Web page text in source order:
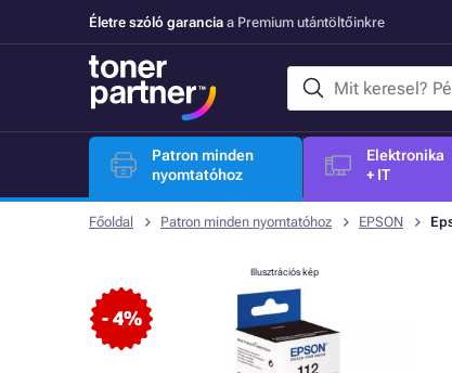
Életre szóló garancia a Premium utántöltőinkre
Patron minden
nyomtatóhoz
Elektronika
+ IT
Főoldal Patron minden nyomtatóhoz EPSON
- 4%
Illusztrációs kép